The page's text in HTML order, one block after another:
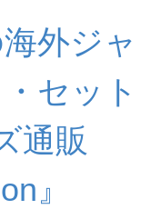
外ジャ
セット
通販
』